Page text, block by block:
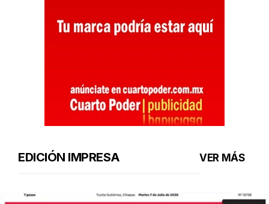
EDICIÓN IMPRESA VER MÁS